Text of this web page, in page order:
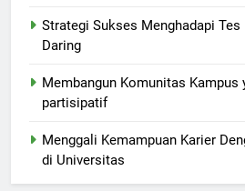
Strategi Sukses Menghadapi
Daring
Membangun Komunitas Kampus
partisipatif
Menggali Kemampuan Karier
di Universitas